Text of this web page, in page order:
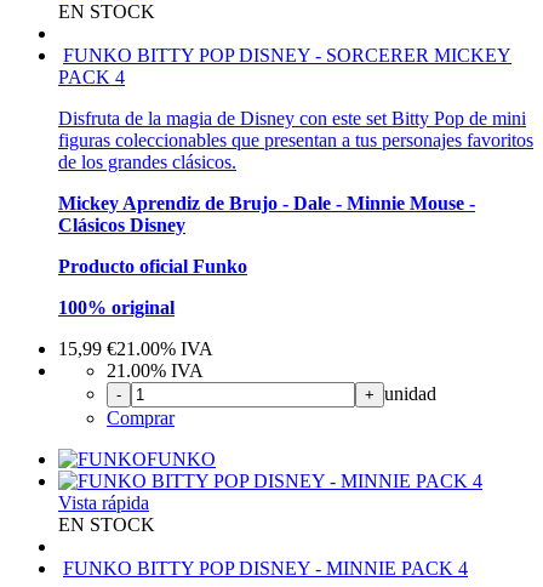
EN STOCK
FUNKO BITTY POP DISNEY - SORCERER MICKEY
PACK 4
Disfruta de la magia de Disney con este set Bitty Pop de mini
figuras coleccionables que presentan a tus personajes favoritos
de los grandes clásicos.
Mickey Aprendiz de Brujo - Dale - Minnie Mouse -
Clásicos Disney
Producto oficial Funko
100% original
15,99 €21.00% IVA
21.00% IVA
- + unidad
Comprar
FUNKO
Vista rápida
EN STOCK
FUNKO BITTY POP DISNEY - MINNIE PACK 4